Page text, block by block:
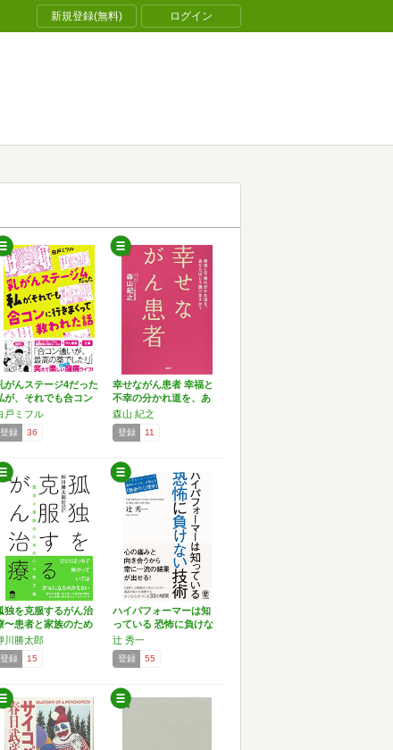
新規登録(無料) ログイン
がんステージ4だった
が、それでも合コン
…
戸ミフル
登録 36
幸せながん患者 幸福と
不幸の分かれ道を、あ
な…
森山 紀之
登録 11
独を克服するがん治
〜患者と家族のため
心…
川勝太郎
登録 15
ハイパフォーマーは知
っている 恐怖に負けな
い…
辻 秀一
登録 55